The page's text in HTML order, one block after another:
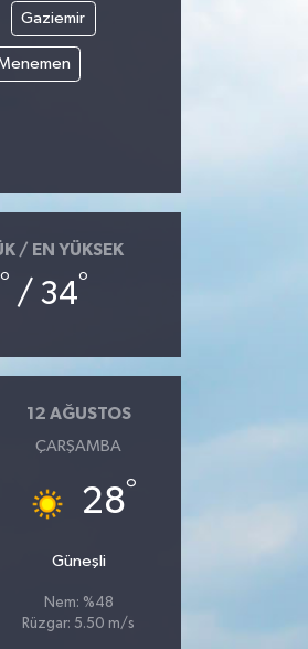
Gaziemir
/ EN YÜKSEK
° / 34°
12 AĞUSTOS
ÇARŞAMBA
28°
Güneşli
Nem: %48
Rüzgar: 5.50 m/s